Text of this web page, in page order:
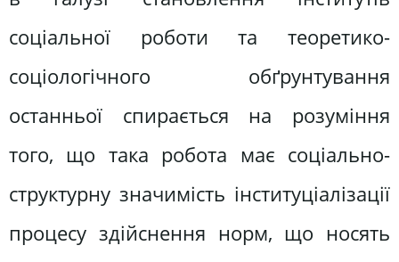
соціальної роботи та теоретико-
соціологічного обґрунтування
останньої спирається на розуміння
того, що така робота має соціально-
структурну значимість інституціалізації
процесу здійснення норм, що носять